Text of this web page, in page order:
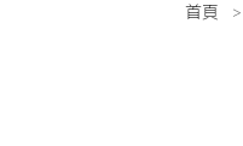
首頁